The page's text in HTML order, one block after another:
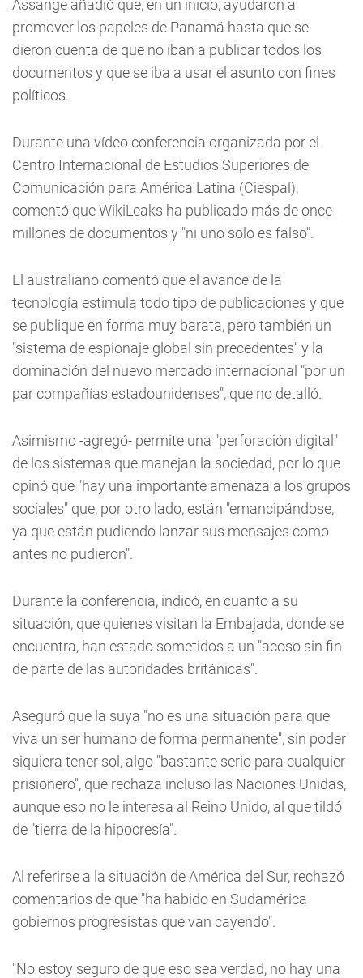
Assange añadió que, en un inicio, ayudaron a
promover los papeles de Panamá hasta que se
dieron cuenta de que no iban a publicar todos los
documentos y que se iba a usar el asunto con fines
políticos.
Durante una vídeo conferencia organizada por el
Centro Internacional de Estudios Superiores de
Comunicación para América Latina (Ciespal),
comentó que WikiLeaks ha publicado más de once
millones de documentos y "ni uno solo es falso".
El australiano comentó que el avance de la
tecnología estimula todo tipo de publicaciones y que
se publique en forma muy barata, pero también un
"sistema de espionaje global sin precedentes" y la
dominación del nuevo mercado internacional "por un
par compañías estadounidenses", que no detalló.
Asimismo -agregó- permite una "perforación digital"
de los sistemas que manejan la sociedad, por lo que
opinó que "hay una importante amenaza a los grupos
sociales" que, por otro lado, están "emancipándose,
ya que están pudiendo lanzar sus mensajes como
antes no pudieron".
Durante la conferencia, indicó, en cuanto a su
situación, que quienes visitan la Embajada, donde se
encuentra, han estado sometidos a un "acoso sin fin
de parte de las autoridades británicas".
Aseguró que la suya "no es una situación para que
viva un ser humano de forma permanente", sin poder
siquiera tener sol, algo "bastante serio para cualquier
prisionero", que rechaza incluso las Naciones Unidas,
aunque eso no le interesa al Reino Unido, al que tildó
de "tierra de la hipocresía".
Al referirse a la situación de América del Sur, rechazó
comentarios de que "ha habido en Sudamérica
gobiernos progresistas que van cayendo".
"No estoy seguro de que eso sea verdad, no hay una